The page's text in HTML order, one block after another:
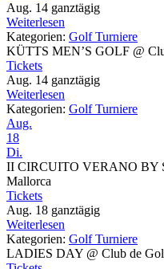
Aug. 14 ganztägig
Weiterlesen
Kategorien: Golf Turniere
KÜTTS MEN’S GOLF @
Tickets
Aug. 14 ganztägig
Weiterlesen
Kategorien: Golf Turniere
Aug.
18
Di.
II CIRCUITO VERANO BY
Mallorca
Tickets
Aug. 18 ganztägig
Weiterlesen
Kategorien: Golf Turniere
LADIES DAY @ Club de